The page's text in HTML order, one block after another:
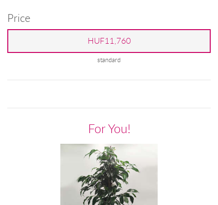
Price
HUF11,760
standard
For You!